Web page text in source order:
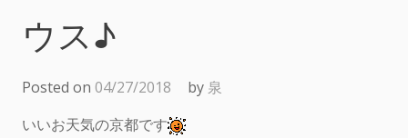
ウス♪
Posted on 04/27/2018 by 泉
いいお天気の京都です